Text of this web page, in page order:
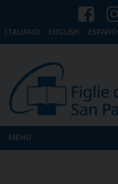
ITALIANO ENGLISH ESPAÑOL
MENU